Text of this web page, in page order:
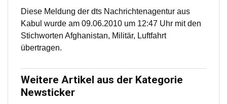
Diese Meldung der dts Nachrichtenagentur aus
Kabul wurde am 09.06.2010 um 12:47 Uhr mit den
Stichworten Afghanistan, Militär, Luftfahrt
übertragen.
Weitere Artikel aus der Kategorie
Newsticker